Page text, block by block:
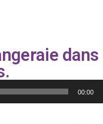
dans
00:00